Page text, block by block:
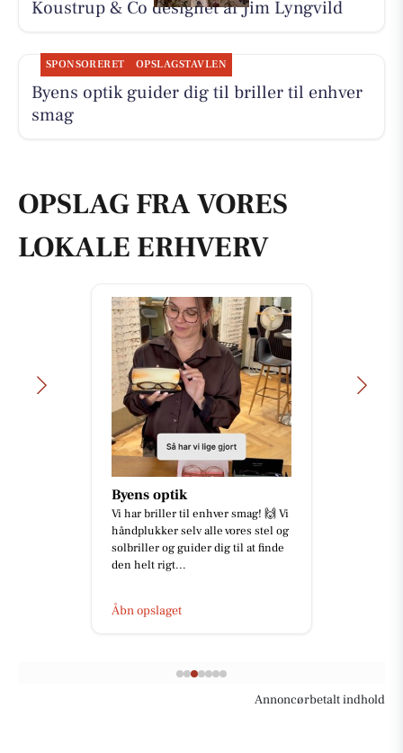
Koustrup & Co designet af Jim Lyngvild
SPONSORERET OPSLAGSTAVLEN
Byens optik guider dig til briller til enhver
smag
OPSLAG FRA VORES
LOKALE ERHVERV
Byens optik
Vi har briller til enhver smag! 🙌 Vi
håndplukker selv alle vores stel og
solbriller og guider dig til at finde
den helt rigt...
Åbn opslaget
Annoncørbetalt indhold